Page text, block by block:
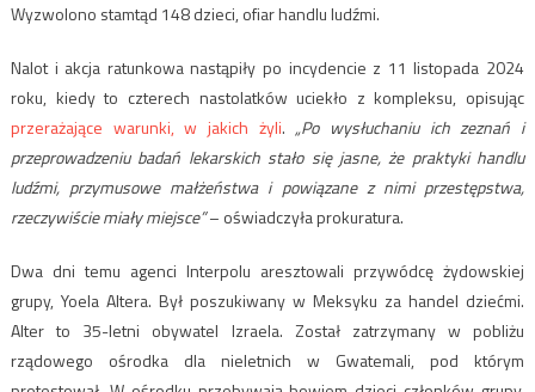
Wyzwolono stamtąd 148 dzieci, ofiar handlu ludźmi.
Nalot i akcja ratunkowa nastąpiły po incydencie z 11 listopada 2024
roku, kiedy to czterech nastolatków uciekło z kompleksu, opisując
przerażające warunki, w jakich żyli.„Po wysłuchaniu ich zeznań i
przeprowadzeniu badań lekarskich stało się jasne, że praktyki handlu
ludźmi, przymusowe małżeństwa i powiązane z nimi przestępstwa,
rzeczywiście miały miejsce”– oświadczyła prokuratura.
Dwa dni temu agenci Interpolu aresztowali przywódcę żydowskiej
grupy, Yoela Altera. Był poszukiwany w Meksyku za handel dziećmi.
Alter to 35-letni obywatel Izraela. Został zatrzymany w pobliżu
rządowego ośrodka dla nieletnich w Gwatemali, pod którym